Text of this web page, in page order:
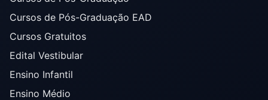
Cursos de Pós-Graduação EAD
Cursos Gratuitos
Edital Vestibular
Ensino Infantil
Ensino Médio